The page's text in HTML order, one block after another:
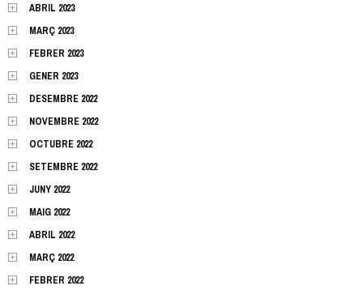
ABRIL 2023
MARÇ 2023
FEBRER 2023
GENER 2023
DESEMBRE 2022
NOVEMBRE 2022
OCTUBRE 2022
SETEMBRE 2022
JUNY 2022
MAIG 2022
ABRIL 2022
MARÇ 2022
FEBRER 2022